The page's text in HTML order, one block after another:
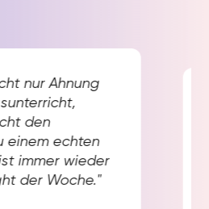
nur Ahnung
den
einem echten
immer wieder
der Woche."